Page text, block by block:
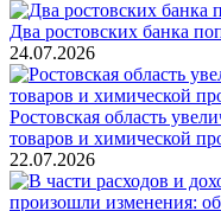
Два ростовских банка
24.07.2026
Ростовская область
товаров и химической
22.07.2026